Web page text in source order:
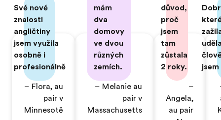
Své nové
znalosti
angličtiny
jsem využila
osobně i
profesionálně
– Flora, au
pair v
Minnesotě
mám
dva
domovy
ve dvou
různých
zemích.
– Melanie au
pair v
Massachusetts
důvod,
proč
jsem
tam
zůstala
2 roky.
–
Angela,
au pair